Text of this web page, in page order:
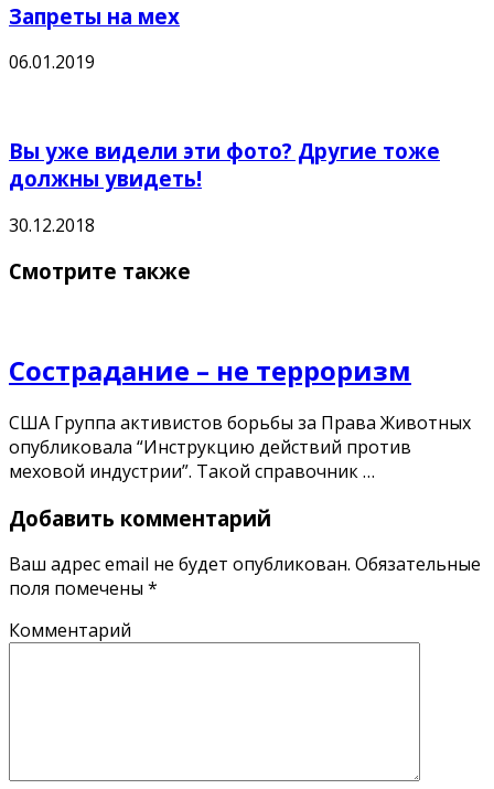
Запреты на мех
06.01.2019
Вы уже видели эти фото? Другие тоже
должны увидеть!
30.12.2018
Смотрите также
Сострадание – не терроризм
США Группа активистов борьбы за Права Животных
опубликовала “Инструкцию действий против
меховой индустрии”. Такой справочник …
Добавить комментарий
Ваш адрес email не будет опубликован. Обязательные
поля помечены *
Комментарий